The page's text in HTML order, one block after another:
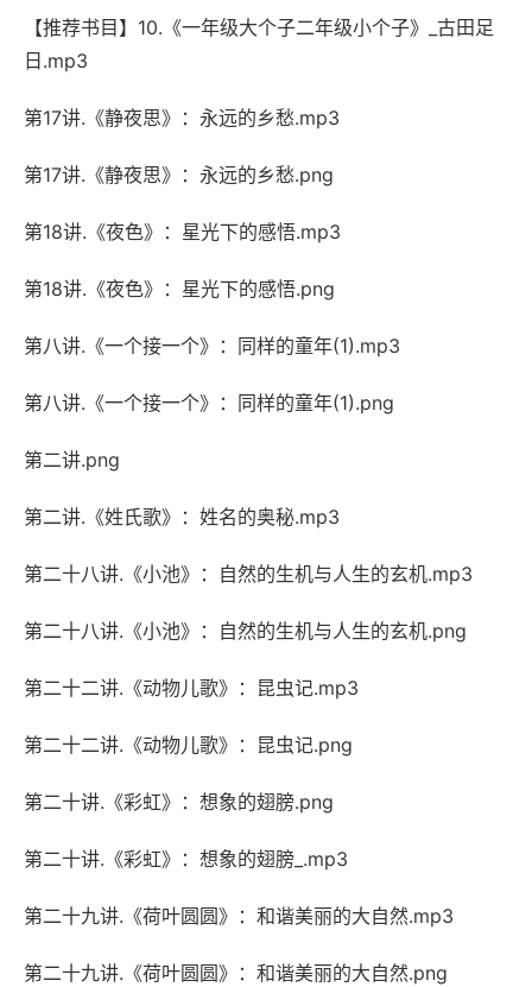
【推荐书目】10.《一年级大个子二年级小个子》_古田足
日.mp3
第17讲.《静夜思》：永远的乡愁.mp3
第17讲.《静夜思》：永远的乡愁.png
第18讲.《夜色》：星光下的感悟.mp3
第18讲.《夜色》：星光下的感悟.png
第八讲.《一个接一个》：同样的童年(1).mp3
第八讲.《一个接一个》：同样的童年(1).png
第二讲.png
第二讲.《姓氏歌》：姓名的奥秘.mp3
第二十八讲.《小池》：自然的生机与人生的玄机.mp3
第二十八讲.《小池》：自然的生机与人生的玄机.png
第二十二讲.《动物儿歌》：昆虫记.mp3
第二十二讲.《动物儿歌》：昆虫记.png
第二十讲.《彩虹》：想象的翅膀.png
第二十讲.《彩虹》：想象的翅膀_.mp3
第二十九讲.《荷叶圆圆》：和谐美丽的大自然.mp3
第二十九讲.《荷叶圆圆》：和谐美丽的大自然.png